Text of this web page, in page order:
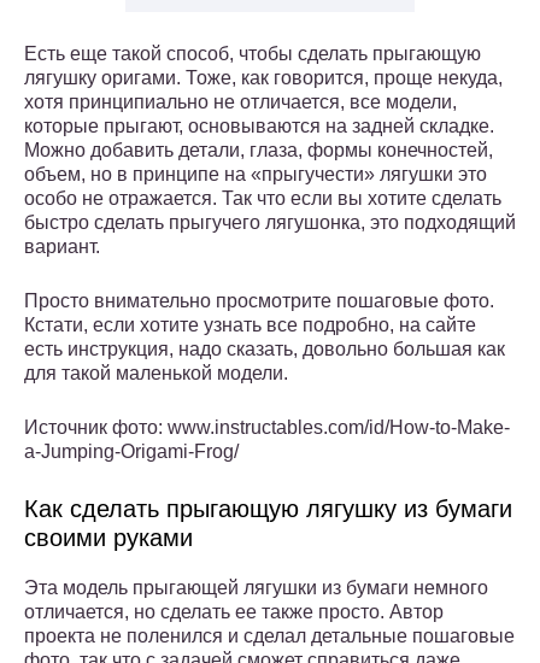
Есть еще такой способ, чтобы сделать прыгающую
лягушку оригами. Тоже, как говорится, проще некуда,
хотя принципиально не отличается, все модели,
которые прыгают, основываются на задней складке.
Можно добавить детали, глаза, формы конечностей,
объем, но в принципе на «прыгучести» лягушки это
особо не отражается. Так что если вы хотите сделать
быстро сделать прыгучего лягушонка, это подходящий
вариант.
Просто внимательно просмотрите пошаговые фото.
Кстати, если хотите узнать все подробно, на сайте
есть инструкция, надо сказать, довольно большая как
для такой маленькой модели.
Источник фото: www.instructables.com/id/How-to-Make-
a-Jumping-Origami-Frog/
Как сделать прыгающую лягушку из бумаги
своими руками
Эта модель прыгающей лягушки из бумаги немного
отличается, но сделать ее также просто. Автор
проекта не поленился и сделал детальные пошаговые